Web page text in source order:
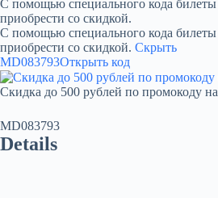
С помощью специального кода
приобрести со скидкой.
С помощью специального кода
приобрести со скидкой. Скрыть
MD083793Открыть код
Скидка до 500 рублей по промокоду
MD083793
Details